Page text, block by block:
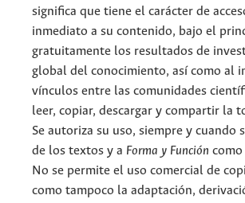
significa que tiene el carácter de
inmediato a su contenido, bajo el
gratuitamente los resultados de
global del conocimiento, así como al
vínculos entre las comunidades
leer, copiar, descargar y compartir la
Se autoriza su uso, siempre y cuando
de los textos y a Forma y Función
No se permite el uso comercial de
como tampoco la adaptación,